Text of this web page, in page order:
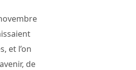
et l’on
de